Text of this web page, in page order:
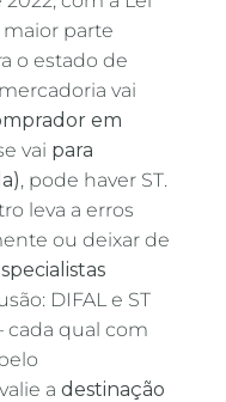
maior parte
o estado de
vai
em
vai para
, pode haver ST.
leva a erros
ou deixar de
DIFAL e ST
cada qual com
a destinação